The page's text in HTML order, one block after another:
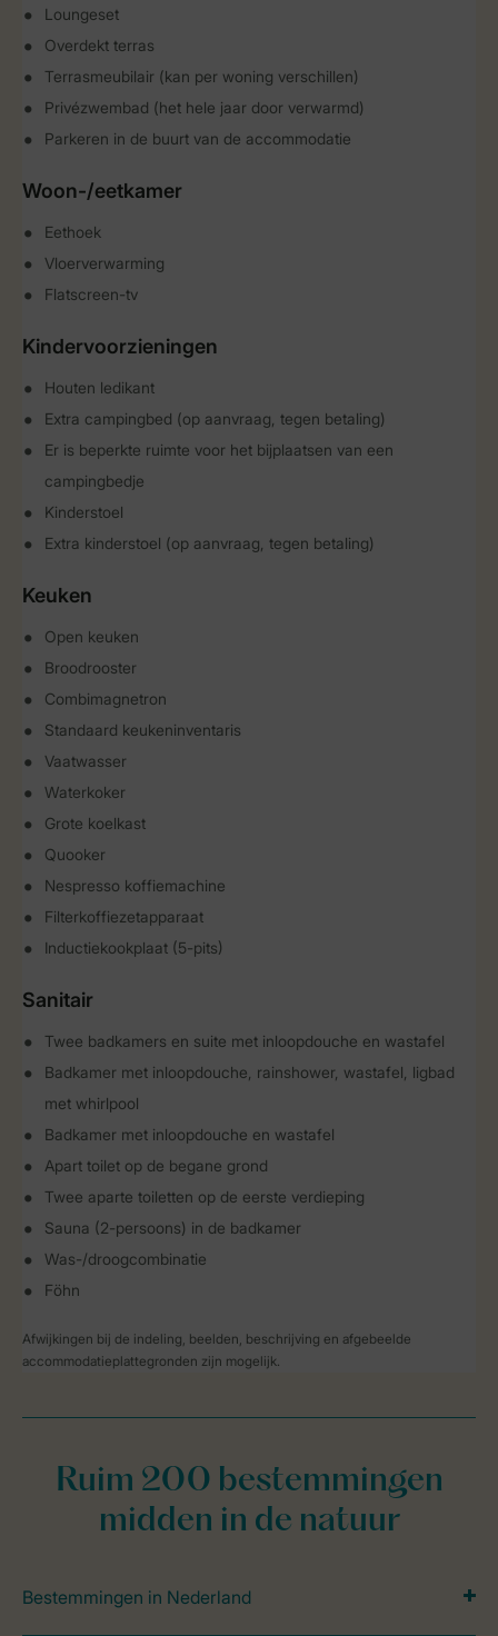
Loungeset
Overdekt terras
Terrasmeubilair (kan per woning verschillen)
Privézwembad (het hele jaar door verwarmd)
Parkeren in de buurt van de accommodatie
Woon-/eetkamer
Eethoek
Vloerverwarming
Flatscreen-tv
Kindervoorzieningen
Houten ledikant
Extra campingbed (op aanvraag, tegen betaling)
Er is beperkte ruimte voor het bijplaatsen van een
campingbedje
Kinderstoel
Extra kinderstoel (op aanvraag, tegen betaling)
Keuken
Open keuken
Broodrooster
Combimagnetron
Standaard keukeninventaris
Vaatwasser
Waterkoker
Grote koelkast
Quooker
Nespresso koffiemachine
Filterkoffiezetapparaat
Inductiekookplaat (5-pits)
Sanitair
Twee badkamers en suite met inloopdouche en wastafel
Badkamer met inloopdouche, rainshower, wastafel, ligbad
met whirlpool
Badkamer met inloopdouche en wastafel
Apart toilet op de begane grond
Twee aparte toiletten op de eerste verdieping
Sauna (2-persoons) in de badkamer
Was-/droogcombinatie
Föhn
Afwijkingen bij de indeling, beelden, beschrijving en afgebeelde
accommodatieplattegronden zijn mogelijk.
Ruim 200 bestemmingen
midden in de natuur
Bestemmingen in Nederland